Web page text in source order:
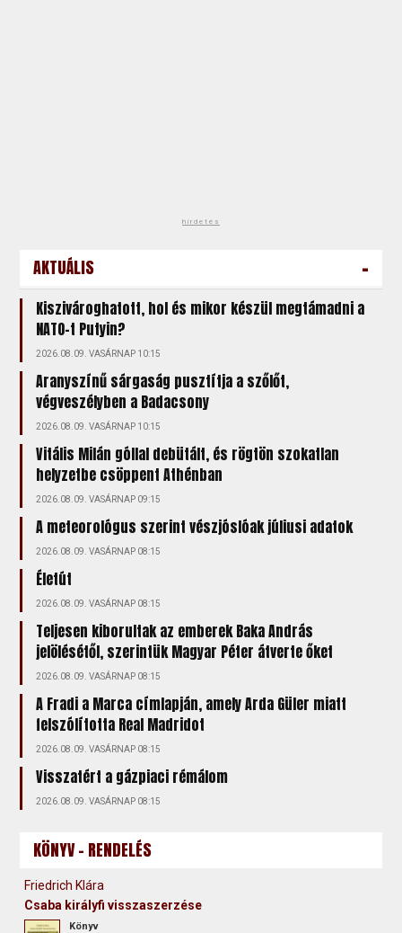
hirdetés
AKTUÁLIS -
Kiszivároghatott, hol és mikor készül megtámadni a
NATO-t Putyin?
2026.08.09. VASÁRNAP 10:15
Aranyszínű sárgaság pusztítja a szőlőt,
végveszélyben a Badacsony
2026.08.09. VASÁRNAP 10:15
Vitális Milán góllal debütált, és rögtön szokatlan
helyzetbe csöppent Athénban
2026.08.09. VASÁRNAP 09:15
A meteorológus szerint vészjóslóak júliusi adatok
2026.08.09. VASÁRNAP 08:15
Életút
2026.08.09. VASÁRNAP 08:15
Teljesen kiborultak az emberek Baka András
jelölésétől, szerintük Magyar Péter átverte őket
2026.08.09. VASÁRNAP 08:15
A Fradi a Marca címlapján, amely Arda Güler miatt
felszólította Real Madridot
2026.08.09. VASÁRNAP 08:15
Visszatért a gázpiaci rémálom
2026.08.09. VASÁRNAP 08:15
KÖNYV - RENDELÉS
Friedrich Klára
Csaba királyfi visszaszerzése
Könyv